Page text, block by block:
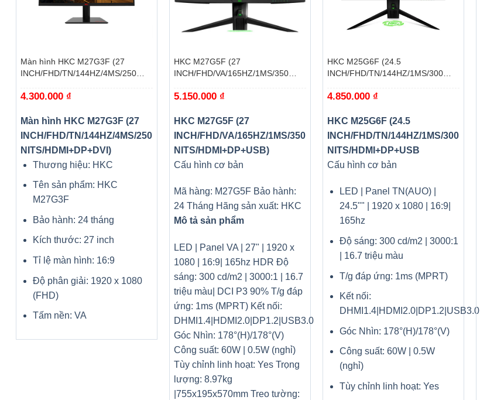
Màn hình HKC M27G3F (27
INCH/FHD/TN/144HZ/4MS/250
4.300.000 ₫
Màn hình HKC M27G3F (27
INCH/FHD/TN/144HZ/4MS/250
NITS/HDMI+DP+DVI)
Thương hiệu: HKC
Tên sản phẩm: HKC
M27G3F
Bảo hành: 24 tháng
Kích thước: 27 inch
Tỉ lệ màn hình: 16:9
Độ phân giải: 1920 x 1080
(FHD)
Tấm nền: VA
HKC M27G5F (27
INCH/FHD/VA/165HZ/1MS/350
5.150.000 ₫
HKC M27G5F (27
INCH/FHD/VA/165HZ/1MS/350
NITS/HDMI+DP+USB)
Cấu hình cơ bản
Mã hàng: M27G5F Bảo hành:
24 Tháng Hãng sản xuất: HKC
Mô tả sản phẩm
LED | Panel VA | 27" | 1920 x
1080 | 16:9| 165hz HDR Độ
sáng: 300 cd/m2 | 3000:1 | 16.7
triệu màu| DCI P3 90% T/g đáp
ứng: 1ms (MPRT) Kết nối:
DHMI1.4|HDMI2.0|DP1.2|USB3.0
Góc Nhìn: 178°(H)/178°(V)
Công suất: 60W | 0.5W (nghỉ)
Tùy chỉnh linh hoạt: Yes Trọng
lượng: 8.97kg
|755x195x570mm Treo tường:
HKC M25G6F (24.5
INCH/FHD/TN/144HZ/1MS/300
4.850.000 ₫
HKC M25G6F (24.5
INCH/FHD/TN/144HZ/1MS/300
NITS/HDMI+DP+USB
Cấu hình cơ bản
LED | Panel TN(AUO) |
24.5"" | 1920 x 1080 | 16:9|
165hz
Độ sáng: 300 cd/m2 | 3000:1
| 16.7 triệu màu
T/g đáp ứng: 1ms (MPRT)
Kết nối:
DHMI1.4|HDMI2.0|DP1.2|USB3.0
Góc Nhìn: 178°(H)/178°(V)
Công suất: 60W | 0.5W
(nghỉ)
Tùy chỉnh linh hoạt: Yes